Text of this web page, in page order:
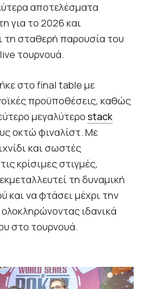
αποτελέσματα
για το 2026 και
τη σταθερή παρουσία του
τουρνουά.
στο final table με
προϋποθέσεις, καθώς
μεγαλύτεροstack
οκτώ φιναλίστ. Με
και σωστές
κρίσιμες στιγμές,
τη δυναμική
και να φτάσει μέχρι την
ιδανικά
στο τουρνουά.